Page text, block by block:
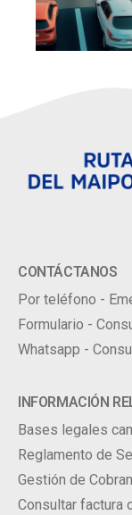
CONTÁCTANOS
Por teléfono -
Formulario -
Whatsapp -
INFORMACIÓN
Bases legales
Reglamento de
Gestión de
Consultar factura